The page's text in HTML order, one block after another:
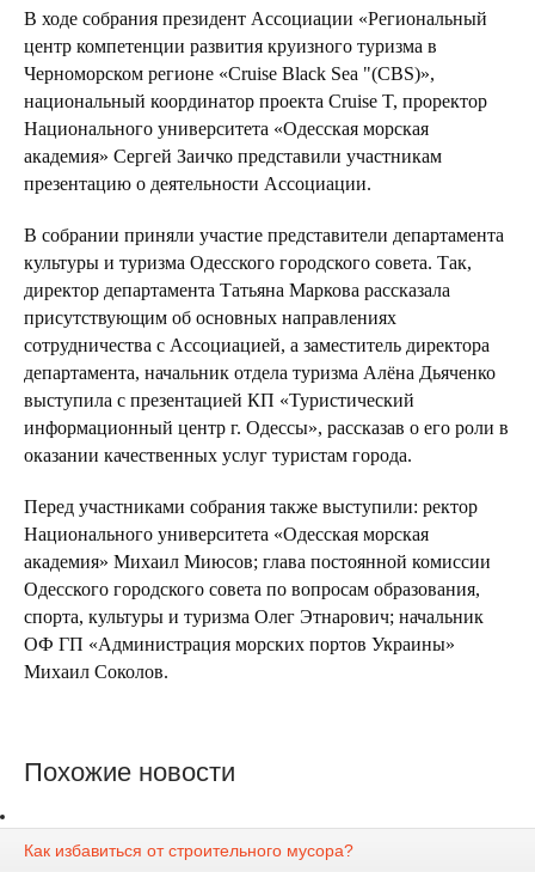
В ходе собрания президент Ассоциации «Региональный
центр компетенции развития круизного туризма в
Черноморском регионе «Cruise Black Sea "(CBS)»,
национальный координатор проекта Cruise T, проректор
Национального университета «Одесская морская
академия» Сергей Заичко представили участникам
презентацию о деятельности Ассоциации.
В собрании приняли участие представители департамента
культуры и туризма Одесского городского совета. Так,
директор департамента Татьяна Маркова рассказала
присутствующим об основных направлениях
сотрудничества с Ассоциацией, а заместитель директора
департамента, начальник отдела туризма Алёна Дьяченко
выступила с презентацией КП «Туристический
информационный центр г. Одессы», рассказав о его роли в
оказании качественных услуг туристам города.
Перед участниками собрания также выступили: ректор
Национального университета «Одесская морская
академия» Михаил Миюсов; глава постоянной комиссии
Одесского городского совета по вопросам образования,
спорта, культуры и туризма Олег Этнарович; начальник
ОФ ГП «Администрация морских портов Украины»
Михаил Соколов.
Похожие новости
Как избавиться от строительного мусора?